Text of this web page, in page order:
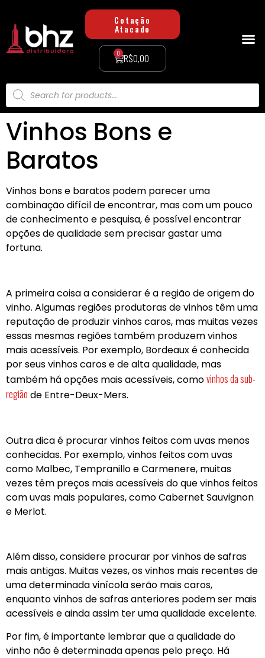
Cotação
Atacado
R$0,00
0
Vinhos Bons e
Baratos
Vinhos bons e baratos podem parecer uma
combinação difícil de encontrar, mas com um pouco
de conhecimento e pesquisa, é possível encontrar
opções de qualidade sem precisar gastar uma
fortuna.
A primeira coisa a considerar é a região de origem do
vinho. Algumas regiões produtoras de vinhos têm uma
reputação de produzir vinhos caros, mas muitas vezes
essas mesmas regiões também produzem vinhos
mais acessíveis. Por exemplo, Bordeaux é conhecida
por seus vinhos caros e de alta qualidade, mas
também há opções mais acessíveis, comovinhos da sub-
região de Entre-Deux-Mers.
Outra dica é procurar vinhos feitos com uvas menos
conhecidas. Por exemplo, vinhos feitos com uvas
como Malbec, Tempranillo e Carmenere, muitas
vezes têm preços mais acessíveis do que vinhos feitos
com uvas mais populares, como Cabernet Sauvignon
e Merlot.
Além disso, considere procurar por vinhos de safras
mais antigas. Muitas vezes, os vinhos mais recentes de
uma determinada vinícola serão mais caros,
enquanto vinhos de safras anteriores podem ser mais
acessíveis e ainda assim ter uma qualidade excelente.
Por fim, é importante lembrar que a qualidade do
vinho não é determinada apenas pelo preço. Há